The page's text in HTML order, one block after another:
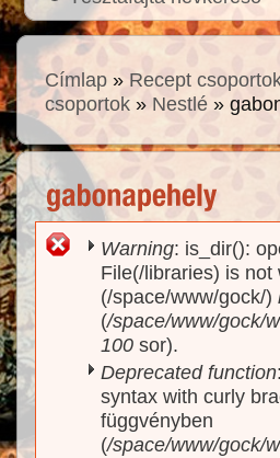
Címlap » Recept
csoportok » Nestlé »
Hibaüzenet
Warning: is_dir():
File(/libraries) is
(/space/www/gock/)
(/space/www/gock/
100 sor).
Deprecated function
syntax with curly
függvényben
(/space/www/gock/